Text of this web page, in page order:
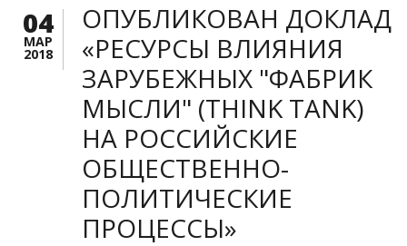
04
МАР
2018
ОПУБЛИКОВАН ДОКЛАД
«РЕСУРСЫ ВЛИЯНИЯ
ЗАРУБЕЖНЫХ "ФАБРИК
МЫСЛИ" (THINK TANK)
НА РОССИЙСКИЕ
ОБЩЕСТВЕННО-
ПОЛИТИЧЕСКИЕ
ПРОЦЕССЫ»